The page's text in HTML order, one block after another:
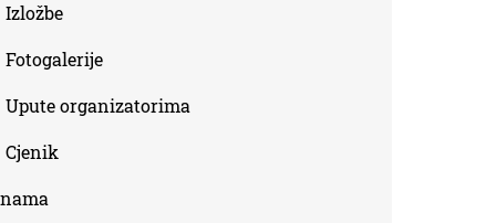
Izložbe
Fotogalerije
Upute organizatorima
Cjenik